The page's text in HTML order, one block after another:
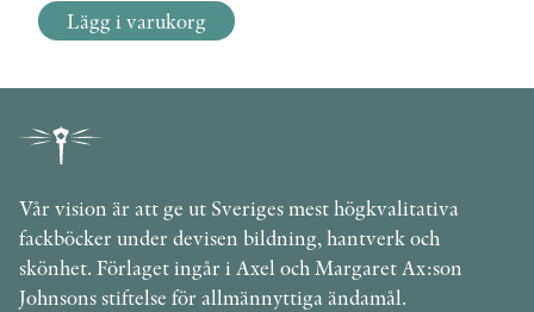
Lägg i varukorg
Vår vision är att ge ut Sveriges mest högkvalitativa
fackböcker under devisen bildning, hantverk och
skönhet. Förlaget ingår i Axel och Margaret Ax:son
Johnsons stiftelse för allmännyttiga ändamål.